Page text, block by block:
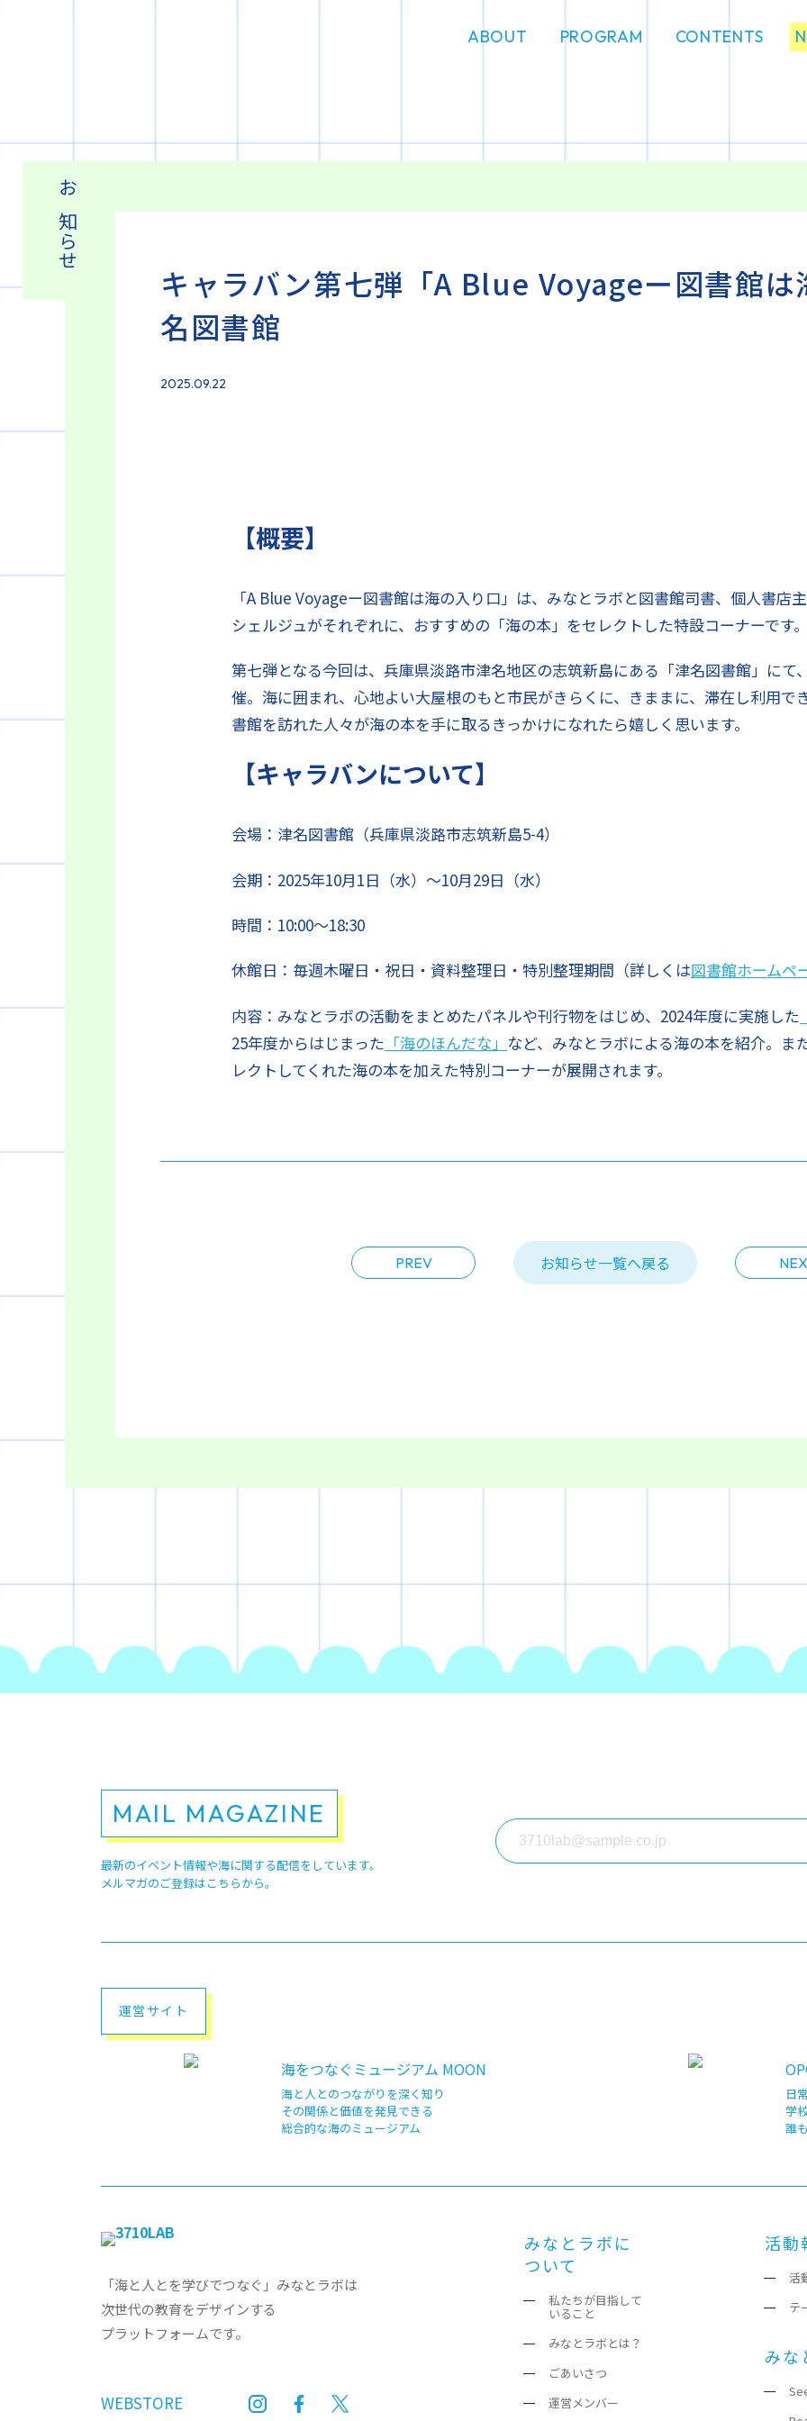
ABOUT PROGRAM CONTENTS
お知らせ
キャラバン第七弾「A Blue Voyageー図書館
名図書館
2025.09.22
【概要】
「A Blue Voyageー図書館は海の入り口」は、みなとラボと図書館司書、個人書店
シェルジュがそれぞれに、おすすめの「海の本」をセレクトした特設コーナーです
第七弾となる今回は、兵庫県淡路市津名地区の志筑新島にある「津名図書館」にて
催。海に囲まれ、心地よい大屋根のもと市民がきらくに、きままに、滞在し利用で
書館を訪れた人々が海の本を手に取るきっかけになれたら嬉しく思います。
【キャラバンについて】
会場：津名図書館（兵庫県淡路市志筑新島5-4）
会期：2025年10月1日（水）～10月29日（水）
時間：10:00～18:30
休館日：毎週木曜日・祝日・資料整理日・特別整理期間（詳しくは図書館ホームペ
内容：みなとラボの活動をまとめたパネルや刊行物をはじめ、2024年度に実施した
25年度からはじまった 「海のほんだな」 など、みなとラボによる海の本を紹介。ま
レクトしてくれた海の本を加えた特別コーナーが展開されます。
PREV お知らせ一覧へ戻る
MAIL MAGAZINE
最新のイベント情報や海に関する配信をしています。
メルマガのご登録はこちらから。
運営サイト
海をつなぐミュージアム MOON
海と人とのつながりを深く知り
その関係と価値を発見できる
総合的な海のミュージアム
日
学
誰
「海と人とを学びでつなぐ」みなとラボは
次世代の教育をデザインする
プラットフォームです。
WEBSTORE
みなとラボに
ついて
私たちが目指して
いること
みなとラボとは？
ごあいさつ
運営メンバー
活動
活
テ
みな